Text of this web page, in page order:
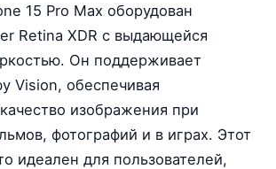
15 Pro Max оборудован
Retina XDR с выдающейся
Он поддерживает
Vision, обеспечивая
изображения при
фотографий и в играх. Этот
идеален для пользователей,